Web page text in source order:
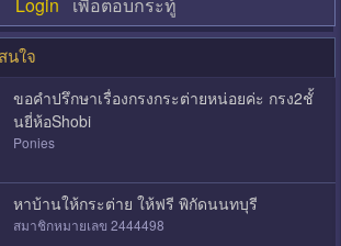
ใจ
ขอคำปรึกษาเรื่องกรงกระต่ายหน่อยค่ะ กรง2ชั้
นยี่ห้อShobi
Ponies
หาบ้านให้กระต่าย ให้ฟรี พิกัดนนทบุรี
สมาชิกหมายเลข 2444498